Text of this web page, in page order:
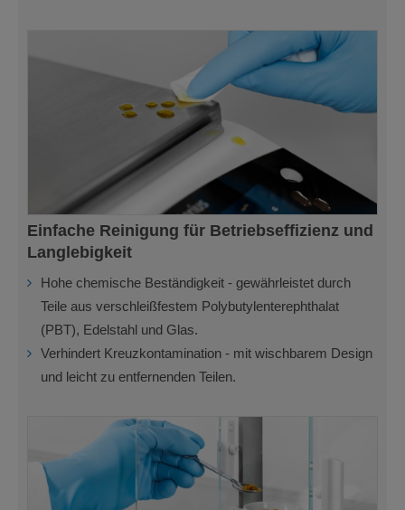
Einfache Reinigung für Betriebseffizienz und
Langlebigkeit
Hohe chemische Beständigkeit - gewährleistet durch
Teile aus verschleißfestem Polybutylenterephthalat
(PBT), Edelstahl und Glas.
Verhindert Kreuzkontamination - mit wischbarem Design
und leicht zu entfernenden Teilen.